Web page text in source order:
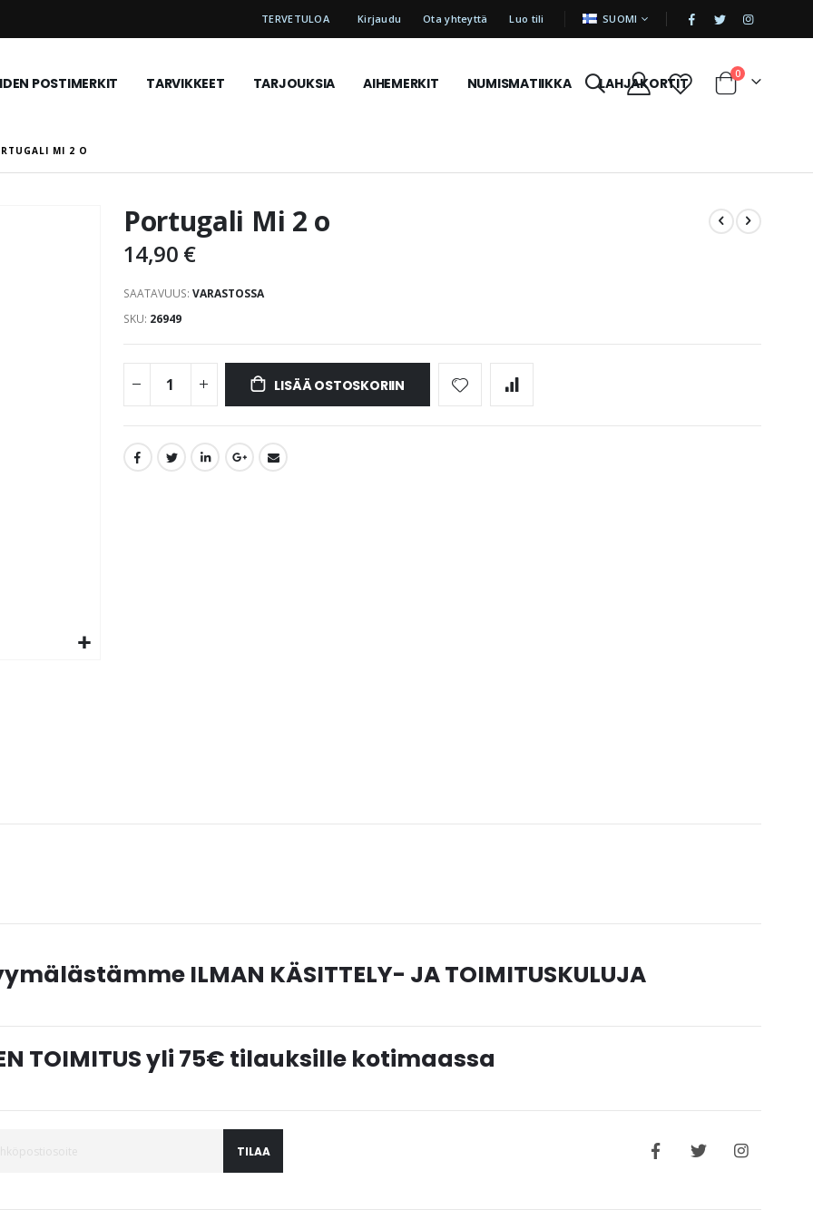
TERVETULOA Kirjaudu Ota yhteyttä Luo tili KIELI SUOMI |
POSTIMERKIT TARVIKKEET TARJOUKSIA AIHEMERKIT NUMISMATIIKKA LAHJAKORTIT Cart
0tuotetta
MI 2 O
Portugali Mi 2 o
14,90 €
SAATAVUUS: VARASTOSSA
SKU 26949
LISÄÄ OSTOSKORIIN
ILMAN KÄSITTELY- JA TOIMITUSKULUJA
TOIMITUS yli 75€ tilauksille kotimaassa
TILAA